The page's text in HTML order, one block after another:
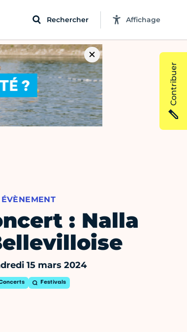
Rechercher Affichage
ÉVÈNEMENT
: Nalla
15 mars 2024
Festivals
Contribuer